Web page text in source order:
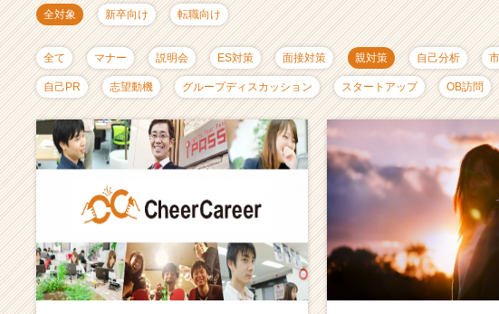
リ
ア
（C
h
e
e
r
C
a
e
全対象 新卒向け 転職向け
全て マナー 説明会 ES対策 面接対策 親対策 自己分析
自己PR 志望動機 グループディスカッション スタートアップ OB訪問